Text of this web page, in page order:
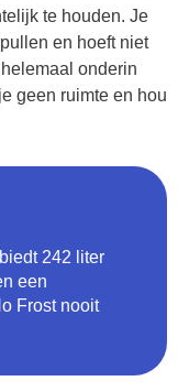
te houden. Je
en hoeft niet
onderin
geen ruimte en hou
242 liter
een
Frost nooit